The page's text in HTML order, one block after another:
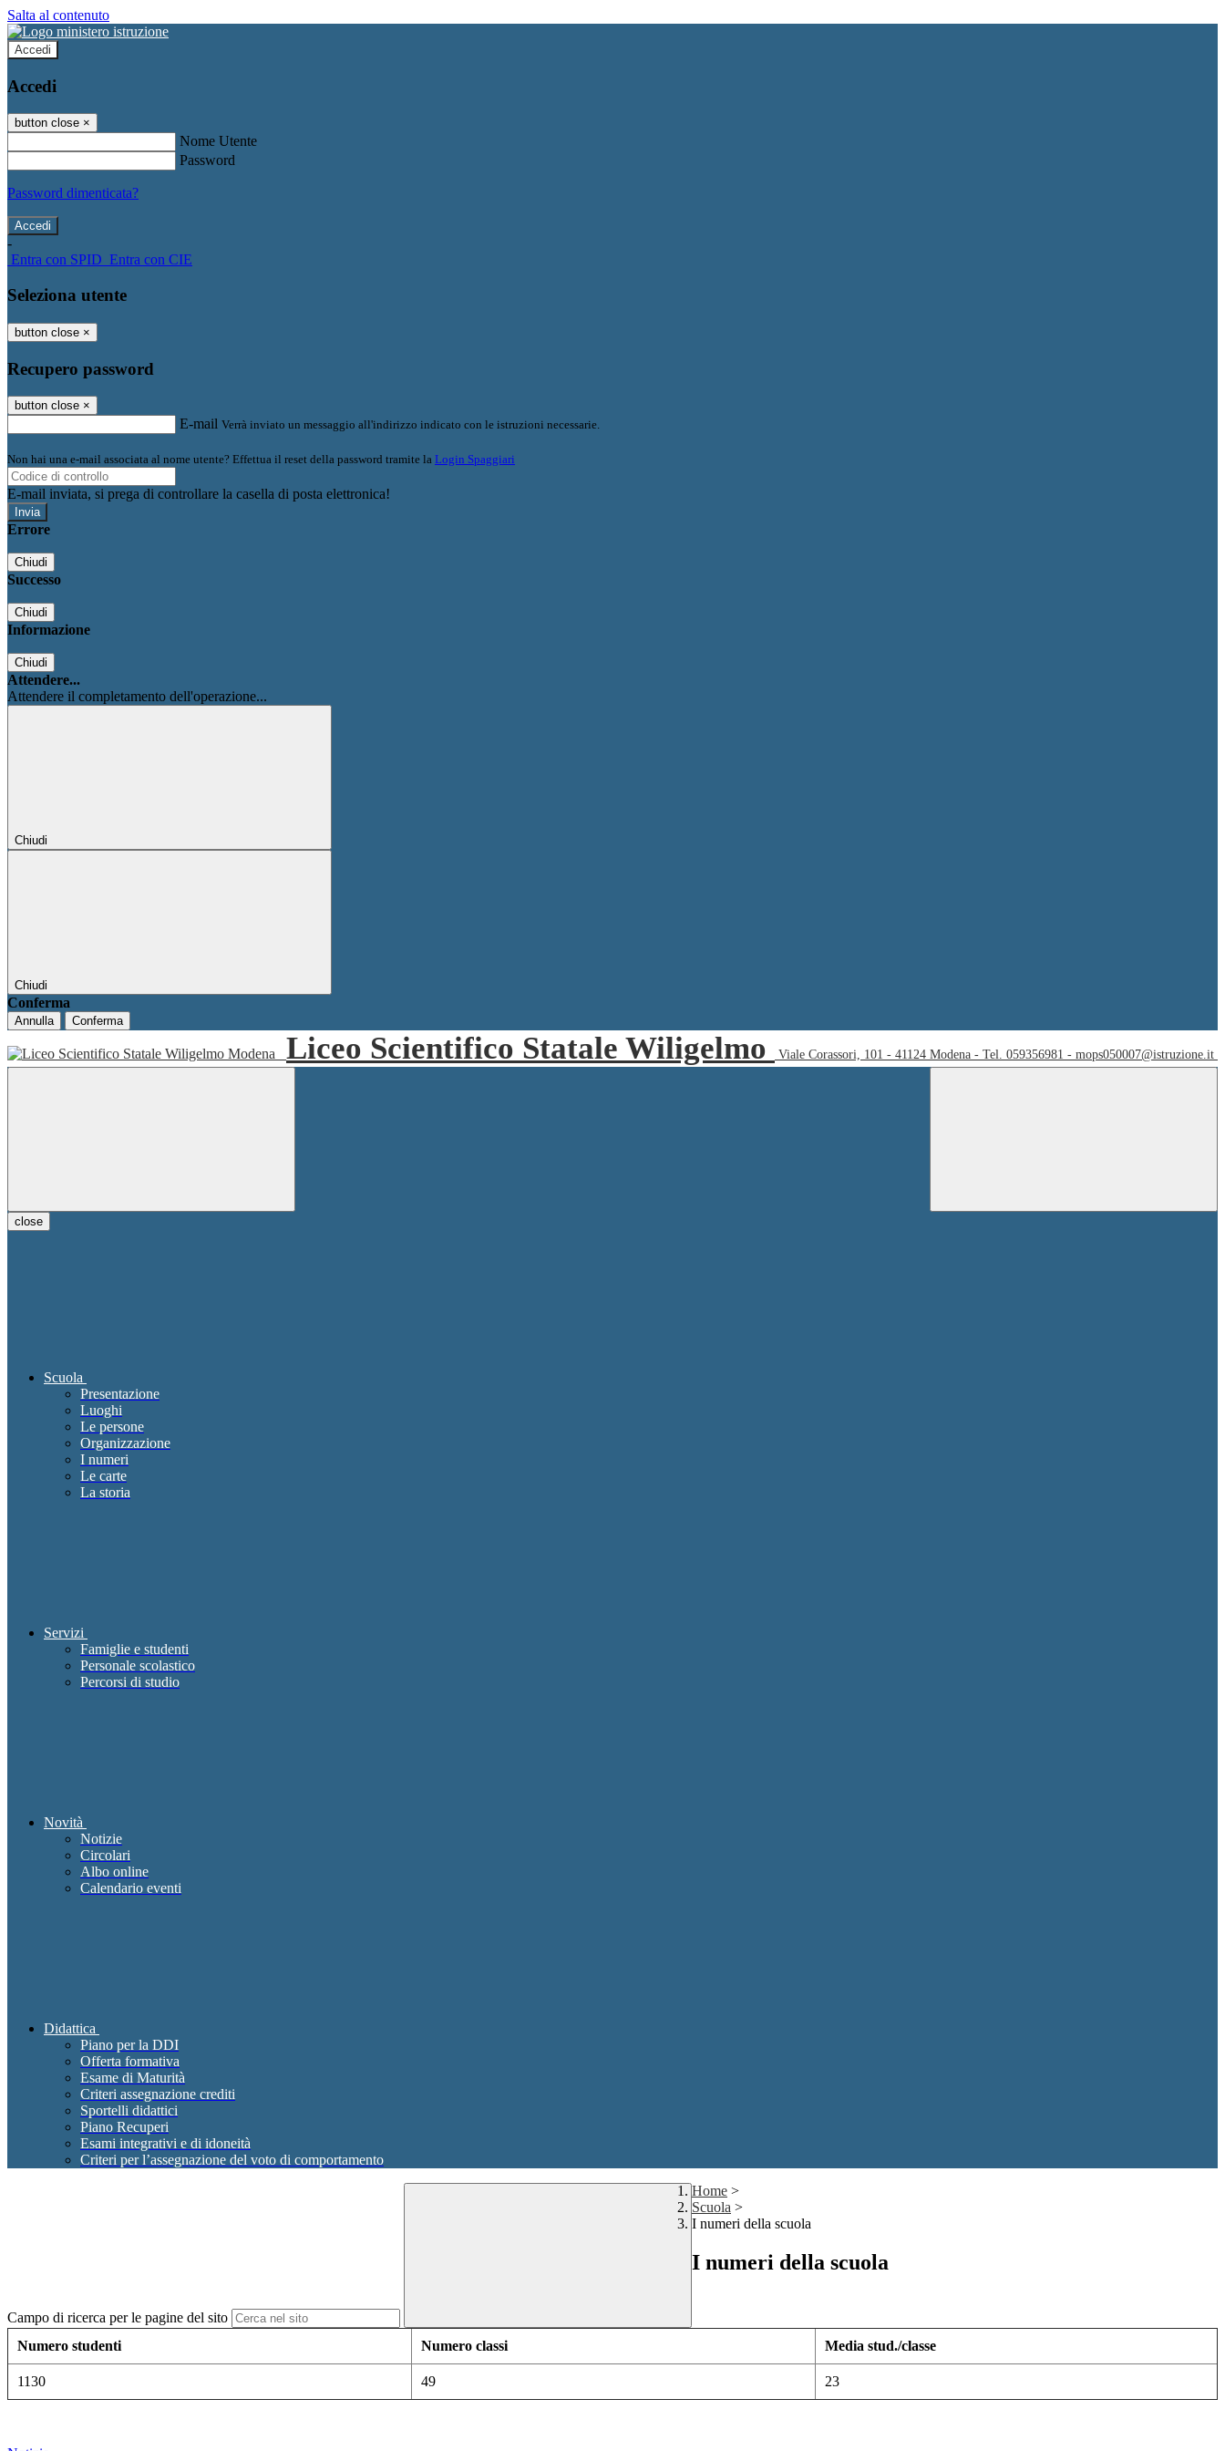
Salta al contenuto
Accedi
Accedi
button close ×
Nome Utente
Password
Password dimenticata?
-
Entra con SPID Entra con CIE
Seleziona utente
button close ×
Recupero password
button close ×
E-mail Verrà inviato un messaggio all'indirizzo indicato con le istruzioni necessarie.
Non hai una e-mail associata al nome utente? Effettua il reset della password tramite la Login Spaggiari
E-mail inviata, si prega di controllare la casella di posta elettronica!
Errore
Chiudi
Successo
Chiudi
Informazione
Chiudi
Attendere...
Attendere il completamento dell'operazione...
Chiudi
Chiudi
Conferma
Annulla Conferma
Liceo Scientifico Statale Wiligelmo Viale Corassori, 101 - 41124 Modena - Tel. 059356981 - mops050007@istruzione.it
close
Scuola
Presentazione
Luoghi
Le persone
Organizzazione
I numeri
Le carte
La storia
Servizi
Famiglie e studenti
Personale scolastico
Percorsi di studio
Novità
Notizie
Circolari
Albo online
Calendario eventi
Didattica
Piano per la DDI
Offerta formativa
Esame di Maturità
Criteri assegnazione crediti
Sportelli didattici
Piano Recuperi
Esami integrativi e di idoneità
Criteri per l’assegnazione del voto di comportamento
Campo di ricerca per le pagine del sito
Home >
Scuola >
I numeri della scuola
I numeri della scuola
Numero studenti Numero classi Media stud./classe
1130 49 23